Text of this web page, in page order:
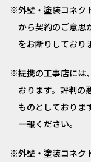
外壁・塗装コネク
から契約のご意思
をお断りしており
提携の工事店には
おります。評判の
ものとしておりま
一報ください。
外壁・塗装コネク